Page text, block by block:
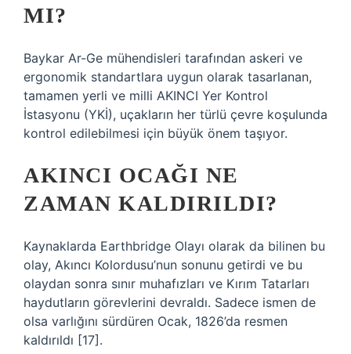
MI?
Baykar Ar-Ge mühendisleri tarafından askeri ve
ergonomik standartlara uygun olarak tasarlanan,
tamamen yerli ve milli AKINCI Yer Kontrol
İstasyonu (YKİ), uçakların her türlü çevre koşulunda
kontrol edilebilmesi için büyük önem taşıyor.
AKINCI OCAĞI NE
ZAMAN KALDIRILDI?
Kaynaklarda Earthbridge Olayı olarak da bilinen bu
olay, Akıncı Kolordusu’nun sonunu getirdi ve bu
olaydan sonra sınır muhafızları ve Kırım Tatarları
haydutların görevlerini devraldı. Sadece ismen de
olsa varlığını sürdüren Ocak, 1826’da resmen
kaldırıldı [17].